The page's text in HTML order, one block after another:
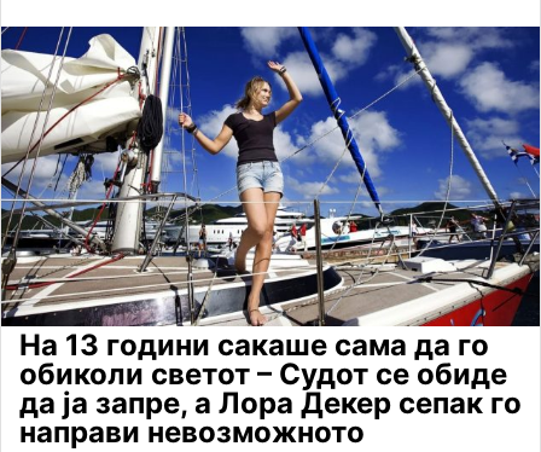
На 13 години сакаше сама да го
обиколи светот – Судот се обиде
да ја запре, а Лора Декер сепак го
направи невозможното